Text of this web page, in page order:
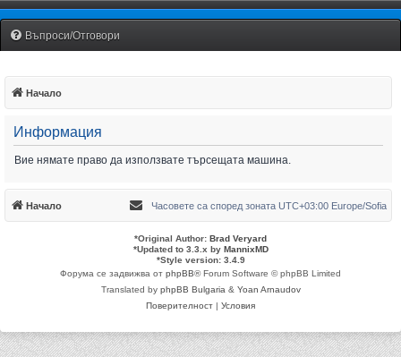
Fiat Uno Club Bulgaria
Въпроси/Отговори
Начало
Информация
Вие нямате право да използвате търсещата машина.
Начало Часовете са според зоната UTC+03:00 Europe/Sofia
*Original Author: Brad Veryard
*Updated to 3.3.x by MannixMD
*Style version: 3.4.9
Форума се задвижва от phpBB® Forum Software © phpBB Limited
Translated by phpBB Bulgaria & Yoan Arnaudov
Поверителност | Условия